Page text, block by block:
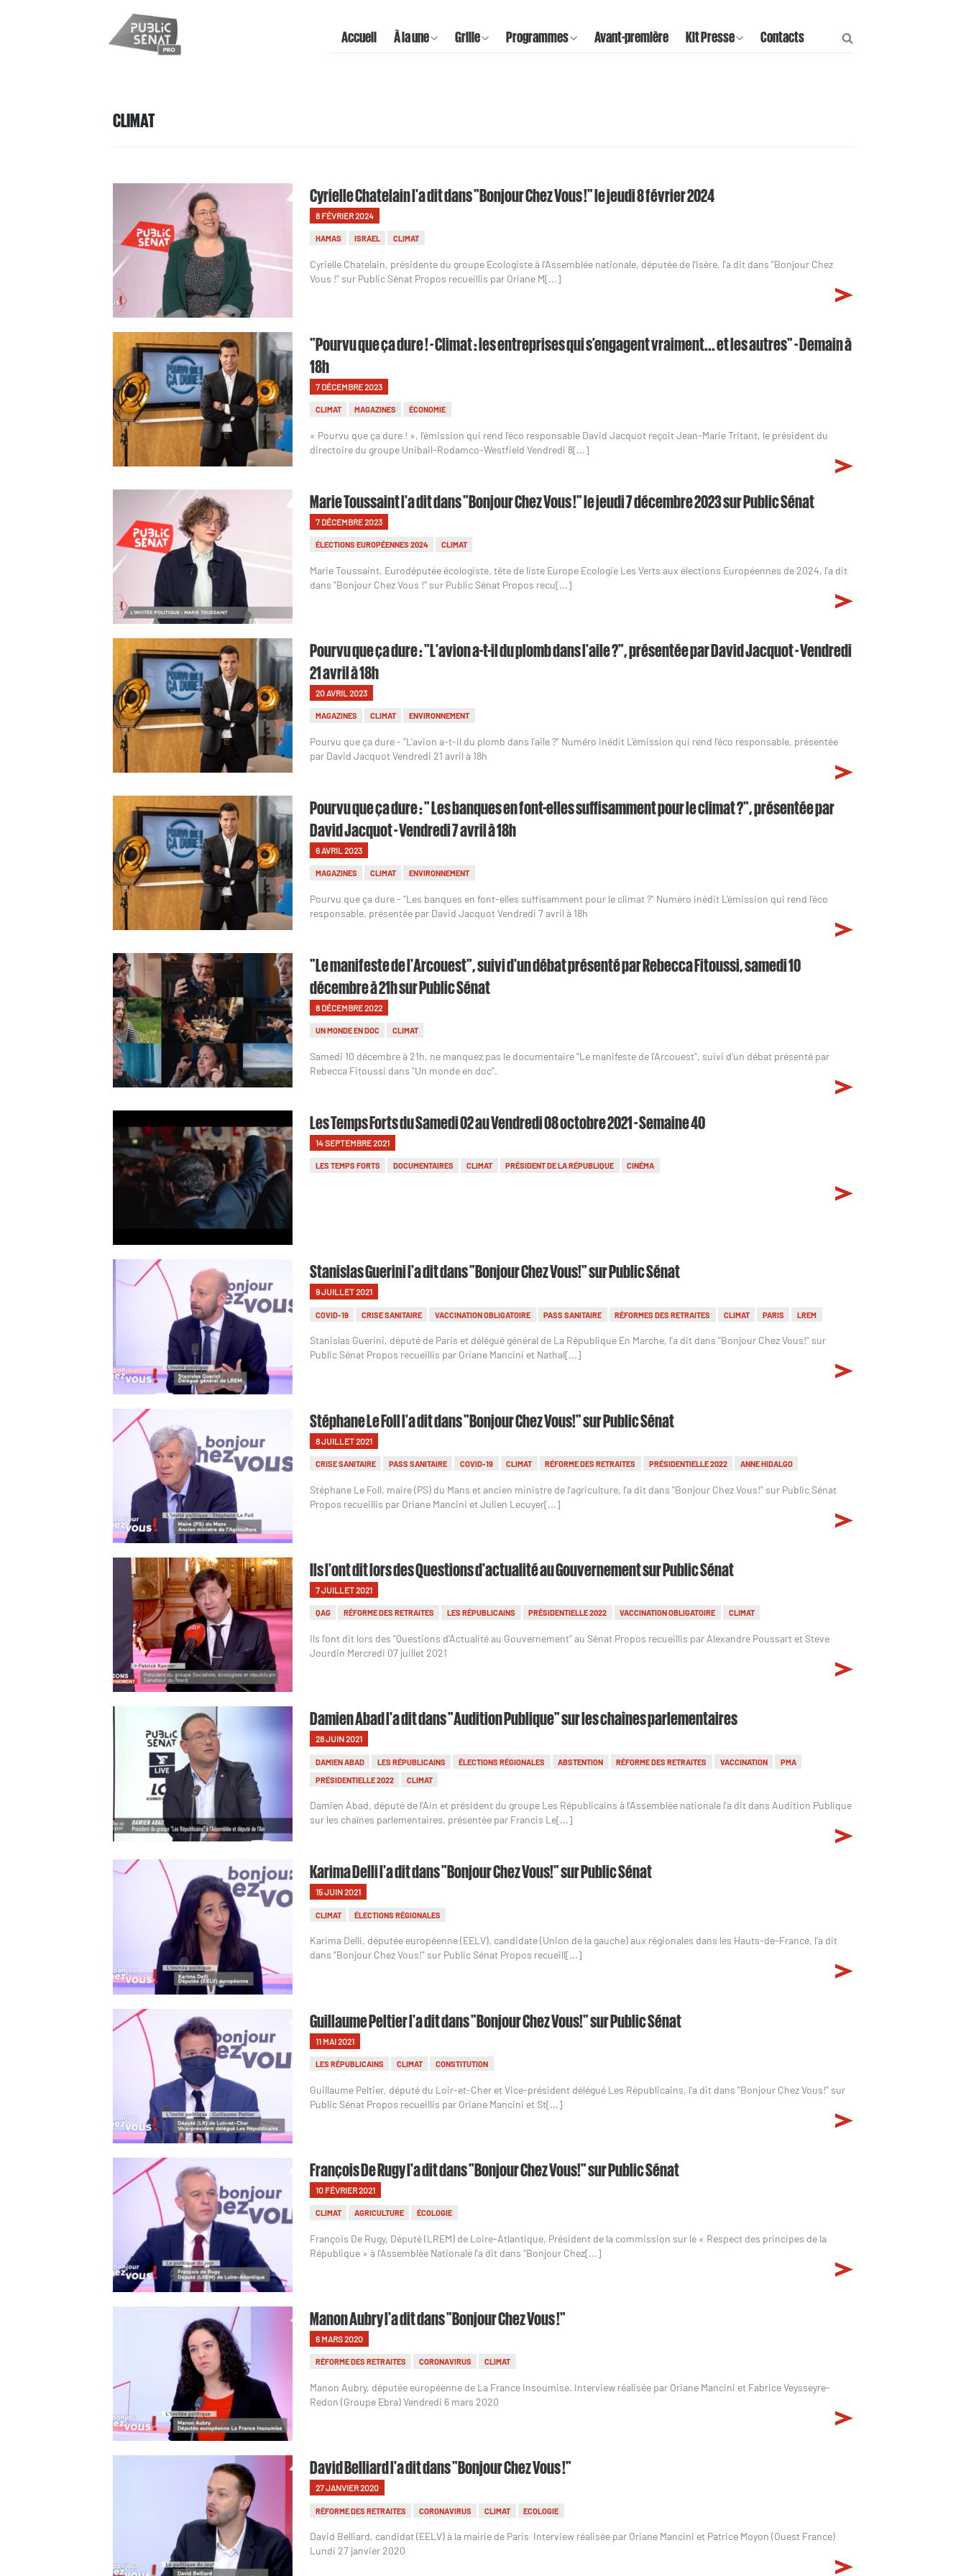
Accueil À la une Grille Programmes Avant-première Kit Presse Contacts
CLIMAT
Cyrielle Chatelain l'a dit dans "Bonjour Chez Vous !" le jeudi 8 février 2024
8 FÉVRIER 2024
HAMAS ISRAEL CLIMAT
Cyrielle Chatelain, présidente du groupe Ecologiste à l'Assemblée nationale, députée de l'Isère, l'a dit dans "Bonjour Chez
Vous !" sur Public Sénat Propos recueillis par Oriane M[...]
"Pourvu que ça dure ! - Climat : les entreprises qui s’engagent vraiment... et les autres" - Demain à
18h
7 DÉCEMBRE 2023
CLIMAT MAGAZINES ÉCONOMIE
« Pourvu que ça dure ! », l'émission qui rend l'éco responsable David Jacquot reçoit Jean-Marie Tritant, le président du
directoire du groupe Unibail-Rodamco-Westfield Vendredi 8[...]
Marie Toussaint l'a dit dans "Bonjour Chez Vous !" le jeudi 7 décembre 2023 sur Public Sénat
7 DÉCEMBRE 2023
ÉLECTIONS EUROPÉENNES 2024 CLIMAT
Marie Toussaint, Eurodéputée écologiste, tête de liste Europe Ecologie Les Verts aux élections Européennes de 2024, l'a dit
dans "Bonjour Chez Vous !" sur Public Sénat Propos recu[...]
Pourvu que ça dure : "L'avion a-t-il du plomb dans l'aile ?", présentée par David Jacquot - Vendredi
21 avril à 18h
20 AVRIL 2023
MAGAZINES CLIMAT ENVIRONNEMENT
Pourvu que ça dure - "L'avion a-t-il du plomb dans l'aile ?" Numéro inédit L'émission qui rend l'éco responsable, présentée
par David Jacquot Vendredi 21 avril à 18h
Pourvu que ça dure : " Les banques en font-elles suffisamment pour le climat ?", présentée par
David Jacquot - Vendredi 7 avril à 18h
6 AVRIL 2023
MAGAZINES CLIMAT ENVIRONNEMENT
Pourvu que ça dure - "Les banques en font-elles suffisamment pour le climat ?" Numéro inédit L'émission qui rend l'éco
responsable, présentée par David Jacquot Vendredi 7 avril à 18h
"Le manifeste de l'Arcouest", suivi d'un débat présenté par Rebecca Fitoussi, samedi 10
décembre à 21h sur Public Sénat
8 DÉCEMBRE 2022
UN MONDE EN DOC CLIMAT
Samedi 10 décembre à 21h, ne manquez pas le documentaire "Le manifeste de l'Arcouest", suivi d'un débat présenté par
Rebecca Fitoussi dans "Un monde en doc".
Les Temps Forts du Samedi 02 au Vendredi 08 octobre 2021 - Semaine 40
14 SEPTEMBRE 2021
LES TEMPS FORTS DOCUMENTAIRES CLIMAT PRÉSIDENT DE LA RÉPUBLIQUE CINÉMA
Stanislas Guerini l'a dit dans "Bonjour Chez Vous!" sur Public Sénat
9 JUILLET 2021
COVID-19 CRISE SANITAIRE VACCINATION OBLIGATOIRE PASS SANITAIRE RÉFORMES DES RETRAITES CLIMAT PARIS LREM
Stanislas Guerini, député de Paris et délégué général de La République En Marche, l'a dit dans "Bonjour Chez Vous!" sur
Public Sénat Propos recueillis par Oriane Mancini et Nathal[...]
Stéphane Le Foll l'a dit dans "Bonjour Chez Vous!" sur Public Sénat
8 JUILLET 2021
CRISE SANITAIRE PASS SANITAIRE COVID-19 CLIMAT RÉFORME DES RETRAITES PRÉSIDENTIELLE 2022 ANNE HIDALGO
Stéphane Le Foll, maire (PS) du Mans et ancien ministre de l’agriculture, l'a dit dans "Bonjour Chez Vous!" sur Public Sénat
Propos recueillis par Oriane Mancini et Julien Lecuyer[...]
Ils l'ont dit lors des Questions d'actualité au Gouvernement sur Public Sénat
7 JUILLET 2021
QAG RÉFORME DES RETRAITES LES RÉPUBLICAINS PRÉSIDENTIELLE 2022 VACCINATION OBLIGATOIRE CLIMAT
Ils l'ont dit lors des "Questions d'Actualité au Gouvernement" au Sénat Propos recueillis par Alexandre Poussart et Steve
Jourdin Mercredi 07 juillet 2021
Damien Abad l'a dit dans "Audition Publique" sur les chaînes parlementaires
28 JUIN 2021
DAMIEN ABAD LES RÉPUBLICAINS ÉLECTIONS RÉGIONALES ABSTENTION RÉFORME DES RETRAITES VACCINATION
PMA
PRÉSIDENTIELLE 2022
CLIMAT
Damien Abad, député de l'Ain et président du groupe Les Républicains à l'Assemblée nationale l'a dit dans Audition Publique
sur les chaînes parlementaires, présentée par Francis Le[...]
Karima Delli l'a dit dans "Bonjour Chez Vous!" sur Public Sénat
15 JUIN 2021
CLIMAT ÉLECTIONS RÉGIONALES
Karima Delli, députée européenne (EELV), candidate (Union de la gauche) aux régionales dans les Hauts-de-France, l'a dit
dans "Bonjour Chez Vous!" sur Public Sénat Propos recueill[...]
Guillaume Peltier l'a dit dans "Bonjour Chez Vous!" sur Public Sénat
11 MAI 2021
LES RÉPUBLICAINS CLIMAT CONSTITUTION
Guillaume Peltier, député du Loir-et-Cher et Vice-président délégué Les Républicains, l'a dit dans "Bonjour Chez Vous!" sur
Public Sénat Propos recueillis par Oriane Mancini et St[...]
François De Rugy l'a dit dans "Bonjour Chez Vous!" sur Public Sénat
10 FÉVRIER 2021
CLIMAT AGRICULTURE ÉCOLOGIE
François De Rugy, Député (LREM) de Loire-Atlantique, Président de la commission sur le « Respect des principes de la
République » à l'Assemblée Nationale l'a dit dans "Bonjour Chez[...]
Manon Aubry l'a dit dans "Bonjour Chez Vous !"
6 MARS 2020
RÉFORME DES RETRAITES CORONAVIRUS CLIMAT
Manon Aubry, députée européenne de La France Insoumise. Interview réalisée par Oriane Mancini et Fabrice Veysseyre-
Redon (Groupe Ebra) Vendredi 6 mars 2020
David Belliard l'a dit dans "Bonjour Chez Vous !"
27 JANVIER 2020
RÉFORME DES RETRAITES CORONAVIRUS CLIMAT ECOLOGIE
David Belliard, candidat (EELV) à la mairie de Paris Interview réalisée par Oriane Mancini et Patrice Moyon (Ouest France)
Lundi 27 janvier 2020